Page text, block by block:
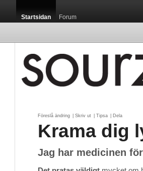
Startsidan Forum
Föreslå ändring Skriv ut Tipsa Dela
Krama dig
Jag har medicinen